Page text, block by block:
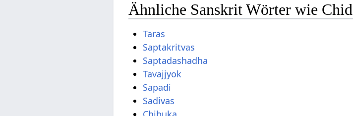
Ähnliche Sanskrit Wörter wie Chid
Taras
Saptakritvas
Saptadashadha
Tavajjyok
Sapadi
Sadivas